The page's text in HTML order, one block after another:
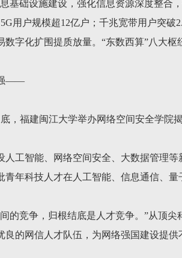
基础设施建设，强化信息资源深度整合
用户规模超12亿户；千兆宽带用户突
数字化扩围提质放量。“东数西算”八大
——
，福建闽江大学举办网络空间安全学院
人工智能、网络空间安全、大数据管理
青年科技人才在人工智能、信息通信、
的竞争，归根结底是人才竞争。”从顶
良的网信人才队伍，为网络强国建设提供